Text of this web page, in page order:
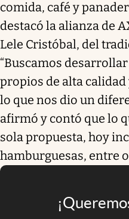
comida, café y
destacó la alianza
Lele Cristóbal, del
“Buscamos
propios de alta
lo que nos dio un
afirmó y contó que lo
sola propuesta, hoy
hamburguesas, entre